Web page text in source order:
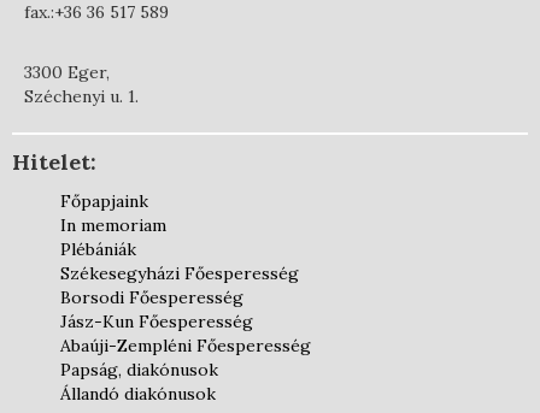
fax.:+36 36 517 589
3300 Eger,
Széchenyi u. 1.
Hitelet:
Főpapjaink
In memoriam
Plébániák
Székesegyházi Főesperesség
Borsodi Főesperesség
Jász-Kun Főesperesség
Abaúji-Zempléni Főesperesség
Papság, diakónusok
Állandó diakónusok